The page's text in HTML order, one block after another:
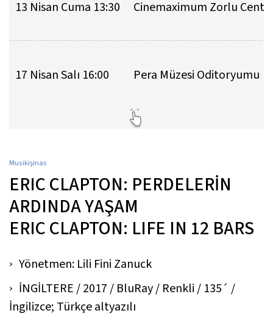
13 Nisan Cuma 13:30 Cinemaximum Zorlu
17 Nisan Salı 16:00 Pera Müzesi Oditoryumu
Musikişinas
ERIC CLAPTON: PERDELERİN
ARDINDA YAŞAM
ERIC CLAPTON: LIFE IN 12 BARS
Yönetmen: Lili Fini Zanuck
İNGİLTERE / 2017 / BluRay / Renkli / 135´ /
İngilizce; Türkçe altyazılı